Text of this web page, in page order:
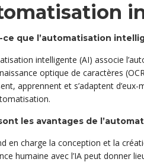
ce que l’automatisation
intelligente (AI) associe
optique de caractères
apprennent et s’adaptent
les avantages de
en charge la conception et la
humaine avec l’IA peut donner